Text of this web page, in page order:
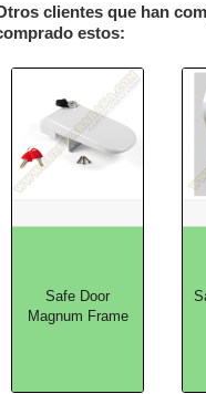
clientes que han
estos:
Safe Door
Magnum Frame